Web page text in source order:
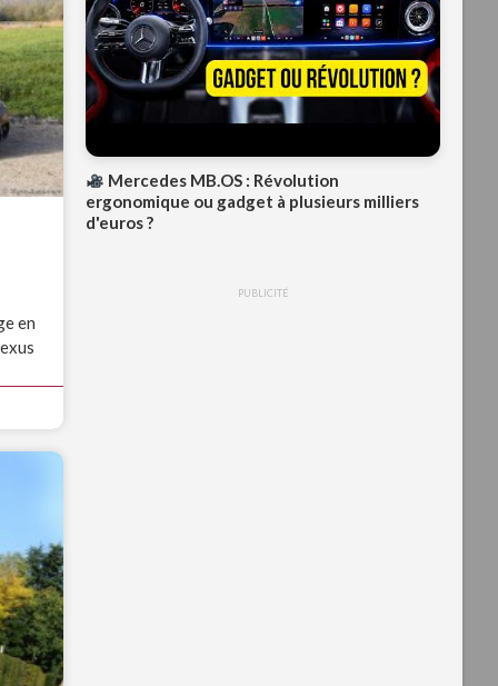
en
Mercedes MB.OS : Révolution
ergonomique ou gadget à plusieurs milliers
d'euros ?
PUBLICITÉ